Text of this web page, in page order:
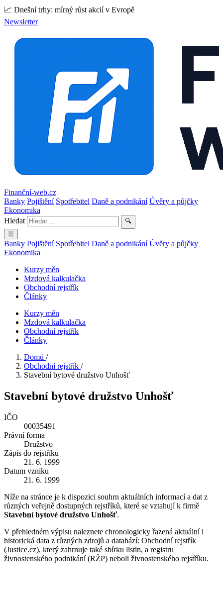
📈 Dnešní trhy: mírný růst akcií v Evropě
Newsletter
Finanční-web.cz
Banky Pojištění Spotřebitel Daně a podnikání Úvěry a půjčky
Ekonomika
Hledat
🔍
☰
Banky Pojištění Spotřebitel Daně a podnikání Úvěry a půjčky
Ekonomika
Kurzy měn
Mzdová kalkulačka
Obchodní rejstřík
Články
Kurzy měn
Mzdová kalkulačka
Obchodní rejstřík
Články
Domů /
Obchodní rejstřík /
Stavební bytové družstvo Unhošť
Stavební bytové družstvo Unhošť
IČO
00035491
Právní forma
Družstvo
Zápis do rejstříku
21. 6. 1999
Datum vzniku
21. 6. 1999
Níže na stránce je k dispozici souhrn aktuálních informací a dat z
různých veřejně dostupných rejstříků, které se vztahují k firmě
Stavební bytové družstvo Unhošť.
V přehledném výpisu naleznete chronologicky řazená aktuální i
historická data z různých zdrojů a databází: Obchodní rejstřík
(Justice.cz), který zahrnuje také sbírku listin, a registru
živnostenského podnikání (RŽP) neboli živnostenského rejstříku.